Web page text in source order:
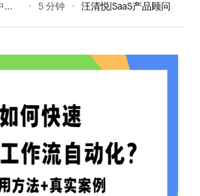
量 5 分钟 汪清悦|SaaS产品顾问